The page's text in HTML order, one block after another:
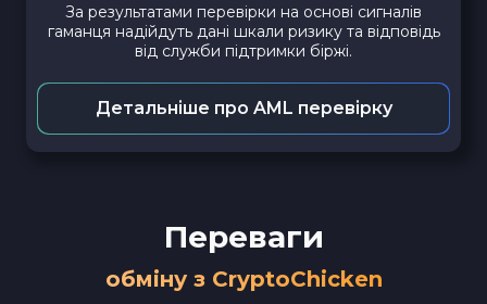
За результатами перевірки на основі сигналів
гаманця надійдуть дані шкали ризику та відповідь
від служби підтримки біржі.
Детальніше про AML перевірку
Переваги
обміну з CryptoChicken